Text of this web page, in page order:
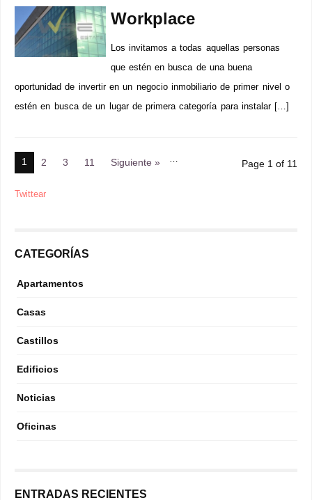
Workplace
Los invitamos a todas aquellas personas
que estén en busca de una buena
oportunidad de invertir en un negocio inmobiliario de primer nivel o
estén en busca de un lugar de primera categoría para instalar […]
1 2 3 …
11 Siguiente » Page 1 of 11
Twittear
CATEGORÍAS
Apartamentos
Casas
Castillos
Edificios
Noticias
Oficinas
ENTRADAS RECIENTES